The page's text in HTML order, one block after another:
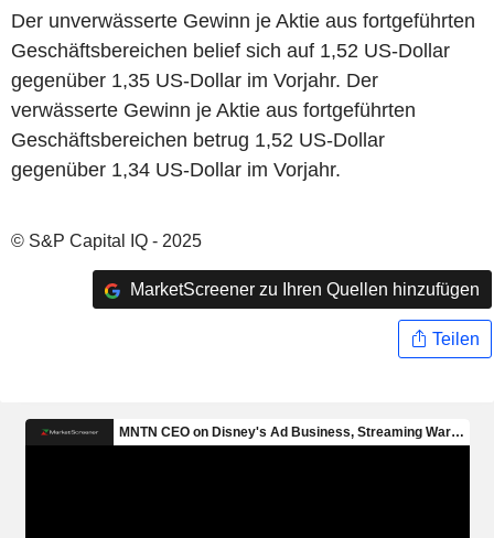
Der unverwässerte Gewinn je Aktie aus fortgeführten
Geschäftsbereichen belief sich auf 1,52 US-Dollar
gegenüber 1,35 US-Dollar im Vorjahr. Der
verwässerte Gewinn je Aktie aus fortgeführten
Geschäftsbereichen betrug 1,52 US-Dollar
gegenüber 1,34 US-Dollar im Vorjahr.
© S&P Capital IQ - 2025
MarketScreener zu Ihren Quellen hinzufügen
Teilen